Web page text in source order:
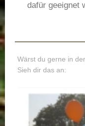
dafür geeignet
Wärst du gerne in
Sieh dir das an: